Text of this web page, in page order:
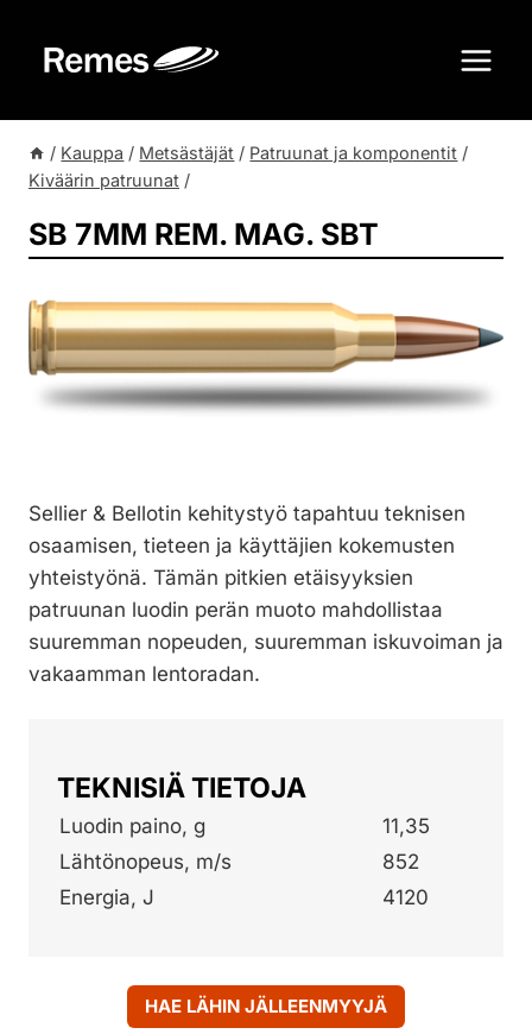
sisältöön
/ Kauppa / Metsästäjät / Patruunat ja komponentit /
Kiväärin patruunat /
SB 7MM REM. MAG. SBT
Sellier & Bellotin kehitystyö tapahtuu teknisen
osaamisen, tieteen ja käyttäjien kokemusten
yhteistyönä. Tämän pitkien etäisyyksien
patruunan luodin perän muoto mahdollistaa
suuremman nopeuden, suuremman iskuvoiman ja
vakaamman lentoradan.
TEKNISIÄ TIETOJA
Luodin paino, g
11,35
Lähtönopeus, m/s
852
Energia, J
4120
HAE LÄHIN JÄLLEENMYYJÄ